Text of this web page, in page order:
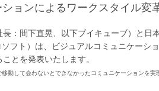
ョンによるワークスタイル変
：間下直晃、以下ブイキューブ）と日
フト）は、ビジュアルコミュニケーシ
とを発表いたします。
動して会わないとできなかったコミュニケーションを